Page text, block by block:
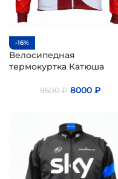
-16%
Велосипедная
термокуртка Катюша
9500₽ 8000₽